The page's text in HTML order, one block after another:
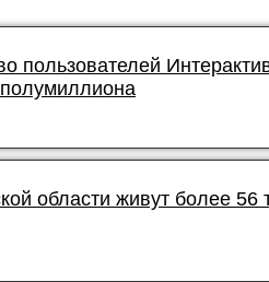
пользователей
области живут более